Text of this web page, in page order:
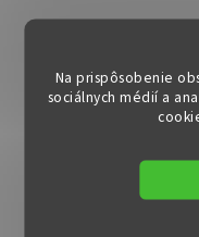
Na prispôsobenie
sociálnych médií a
€87,30
DO KOŠÍKA